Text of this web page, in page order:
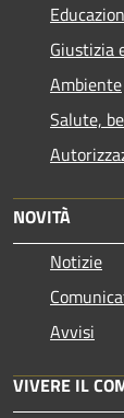
Giustizia
Ambiente
Salute,
NOVITÀ
Notizie
Avvisi
VIVERE IL